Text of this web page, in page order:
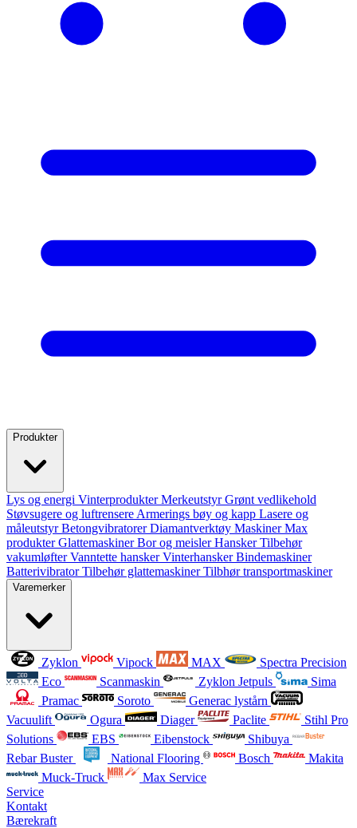
Produkter
Lys og energi VinterprodukterMerkeutstyrGrønt vedlikehold
Støvsugere og luftrensere Armerings bøy og kapp Lasere og
måleutstyrBetongvibratorerDiamantverktøy MaskinerMax
produkterGlattemaskinerBor og meislerHanskerTilbehør
vakumløfterVanntette hanskerVinterhanskerBindemaskiner
BatterivibratorTilbehør glattemaskinerTilbhør transportmaskiner
Varemerker
Zyklon Vipock MAX
Spectra Precision
Eco
Scanmaskin Zyklon Jetpuls
Sima
Pramac
Soroto
Generac lystårn
Vacuulift
Ogura Diager Paclite
Stihl Pro
Solutions
EBS Eibenstock
Shibuya
Rebar Buster
National Flooring Bosch
Makita
Muck-Truck
Max Service
Service
Kontakt
Bærekraft